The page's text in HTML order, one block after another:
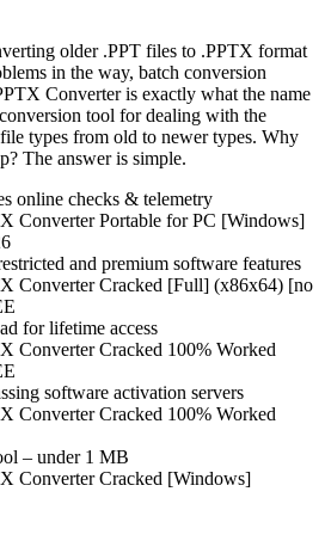
older .PPT files to .PPTX format
in the way, batch conversion
Converter is exactly what the name
tool for dealing with the
types from old to newer types. Why
The answer is simple.
online checks & telemetry
Converter Portable for PC [Windows]
and premium software features
Converter Cracked [Full] (x86x64) [no
for lifetime access
Converter Cracked 100% Worked
software activation servers
Converter Cracked 100% Worked
– under 1 MB
Converter Cracked [Windows]